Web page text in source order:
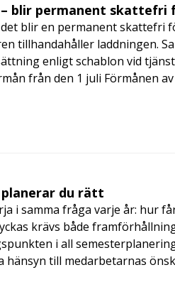
blir permanent skattefri
blir en permanent skattefri
tillhandahåller laddningen.
enligt schablon vid
från den 1 juli Förmånen
du rätt
i samma fråga varje år: hur
krävs både
i all
hänsyn till medarbetarnas